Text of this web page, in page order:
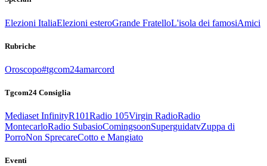
Elezioni ItaliaElezioni esteroGrande FratelloL'isola dei famosiAmici
Rubriche
Oroscopo#tgcom24amarcord
Tgcom24 Consiglia
Mediaset InfinityR101Radio 105Virgin RadioRadio
MontecarloRadio SubasioComingsoonSuperguidatvZuppa di
PorroNon SprecareCotto e Mangiato
Eventi